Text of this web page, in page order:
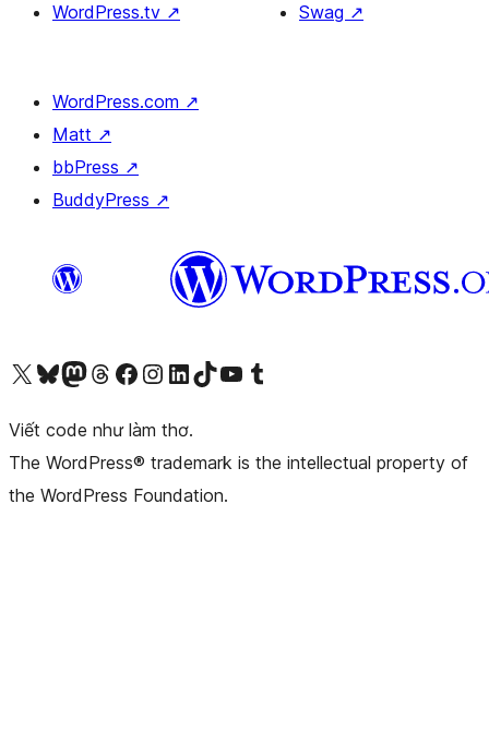
WordPress.tv ↗
Swag ↗
WordPress.com ↗
Matt ↗
bbPress ↗
BuddyPress ↗
Truy cập tài khoản X (trước đây là Twitter) của chúng tôiVisit our Bluesky account
Visit our Mastodon account
Visit our Threads account
Xem trang Facebook của chúng tôiTruy cập tài khoản Instagram của chúng tôi Truy cập tài khoản LinkedIn của chúng tôiVisit our TikTok account
Truy cập kênh YouTube của chúng tôi Visit our Tumblr account
Viết code như làm thơ.
The WordPress® trademark is the intellectual property of
the WordPress Foundation.